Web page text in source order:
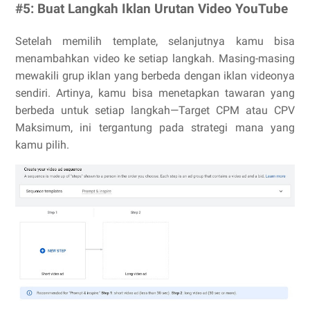
#5: Buat Langkah Iklan Urutan Video YouTube
Setelah memilih template, selanjutnya kamu bisa
menambahkan video ke setiap langkah. Masing-masing
mewakili grup iklan yang berbeda dengan iklan videonya
sendiri. Artinya, kamu bisa menetapkan tawaran yang
berbeda untuk setiap langkah—Target CPM atau CPV
Maksimum, ini tergantung pada strategi mana yang
kamu pilih.